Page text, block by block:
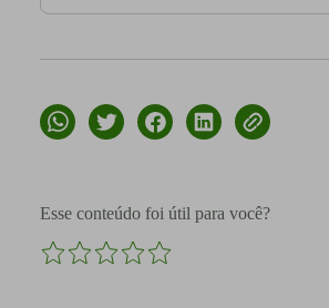
Esse conteúdo foi útil para você?